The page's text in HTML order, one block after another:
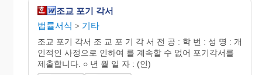
조교 포기 각서
법률서식 > 기타
조교 포기 각서 조 교 포 기 각 서 전 공 : 학 번 : 성 명 : 개
인적인 사정으로 인하여 를 계속할 수 없어 포기각서를
제출합니다. ○ 년 월 일 자 : (인)